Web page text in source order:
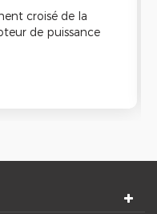
croisé de la
de puissance